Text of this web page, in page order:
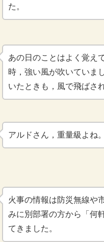
た。
あの日のことはよく覚え
時，強い風が吹いていま
いたときも，風で飛ばさ
アルドさん，重量級よね。
火事の情報は防災無線や
みに別部署の方から「何
てきました。